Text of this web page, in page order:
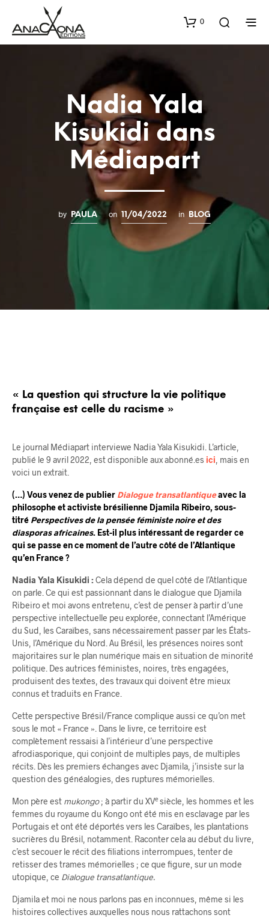
0
Nadia Yala
Kisukidi dans
Médiapart
by PAULA on 11/04/2022 in BLOG
« La question qui structure la vie politique
française est celle du racisme »
Le journal Médiapart interviewe Nadia Yala Kisukidi. L’article,
publié le 9 avril 2022, est disponible aux abonné.es ici , mais en
voici un extrait.
(…) Vous venez de publier Dialogue transatlantiqueavec la
philosophe et activiste brésilienne Djamila Ribeiro, sous-
titré Perspectives de la pensée féministe noire et des
diasporas africaines. Est-il plus intéressant de regarder ce
qui se passe en ce moment de l’autre côté de l’Atlantique
qu’en France ?
Nadia Yala Kisukidi :Cela dépend de quel côté de l’Atlantique
on parle. Ce qui est passionnant dans le dialogue que Djamila
Ribeiro et moi avons entretenu, c’est de penser à partir d’une
perspective intellectuelle peu explorée, connectant l’Amérique
du Sud, les Caraïbes, sans nécessairement passer par les États-
Unis, l’Amérique du Nord. Au Brésil, les présences noires sont
majoritaires sur le plan numérique mais en situation de minorité
politique. Des autrices féministes, noires, très engagées,
produisent des textes, des travaux qui doivent être mieux
connus et traduits en France.
Cette perspective Brésil/France complique aussi ce qu’on met
sous le mot « France ». Dans le livre, ce territoire est
complètement ressaisi à l’intérieur d’une perspective
afrodiasporique, qui conjoint de multiples pays, de multiples
récits. Dès les premiers échanges avec Djamila, j’insiste sur la
question des généalogies, des ruptures mémorielles.
Mon père est mukongo; à partir du XVesiècle, les hommes et les
femmes du royaume du Kongo ont été mis en esclavage par les
Portugais et ont été déportés vers les Caraïbes, les plantations
sucrières du Brésil, notamment. Raconter cela au début du livre,
c’est secouer le récit des filiations interrompues, tenter de
retisser des trames mémorielles ; ce que figure, sur un mode
utopique, ce Dialogue transatlantique.
Djamila et moi ne nous parlons pas en inconnues, même si les
histoires collectives auxquelles nous nous rattachons sont